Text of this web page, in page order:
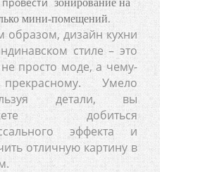
мини-помещений.
образом, дизайн кухни
стиле – это
просто моде, а чему-
Умело
детали, вы
добиться
эффекта и
отличную картину в